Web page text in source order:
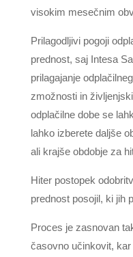
visokim mesečnim
Prilagodljivi pogoji
prednost, saj Intesa
prilagajanje
zmožnosti in
odplačilne dobe se
lahko izberete daljše
ali krajše obdobje za
Hiter postopek
prednost posojil, ki jih
Proces je zasnovan
časovno učinkovit,